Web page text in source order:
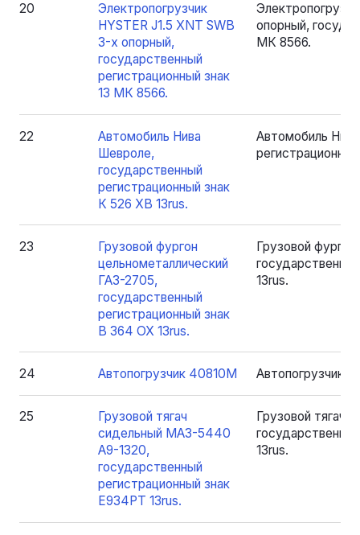
20
Электропогрузчик
HYSTER J1.5 XNT SWB
3-х опорный,
государственный
регистрационный знак
13 МК 8566.
опорный,
МК 8566.
22
Автомобиль Нива
Шевроле,
государственный
регистрационный знак
К 526 ХВ 13rus.
Автомобиль
23
Грузовой фургон
цельнометаллический
ГАЗ-2705,
государственный
регистрационный знак
В 364 ОХ 13rus.
Грузовой
13rus.
24 Автопогрузчик 40810М Автопогрузчик
25
Грузовой тягач
сидельный МАЗ-5440
А9-1320,
государственный
регистрационный знак
Е934РТ 13rus.
Грузовой
13rus.